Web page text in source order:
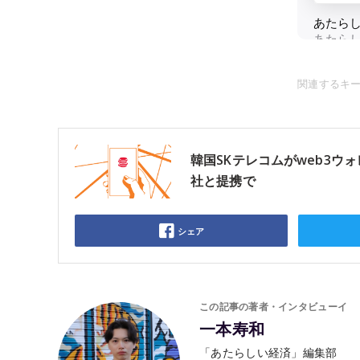
関連するキ
韓国SKテレコムがweb3ウ
社と提携で
シェア
この記事の著者・インタビューイ
一本寿和
「あたらしい経済」編集部